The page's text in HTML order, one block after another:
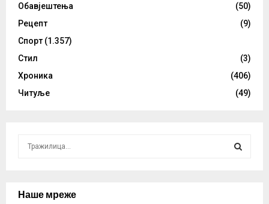
Обавјештења
(50)
Рецепт
(9)
Спорт (1.357)
Стил
(3)
Хроника
(406)
Читуље
(49)
cНаше мреже